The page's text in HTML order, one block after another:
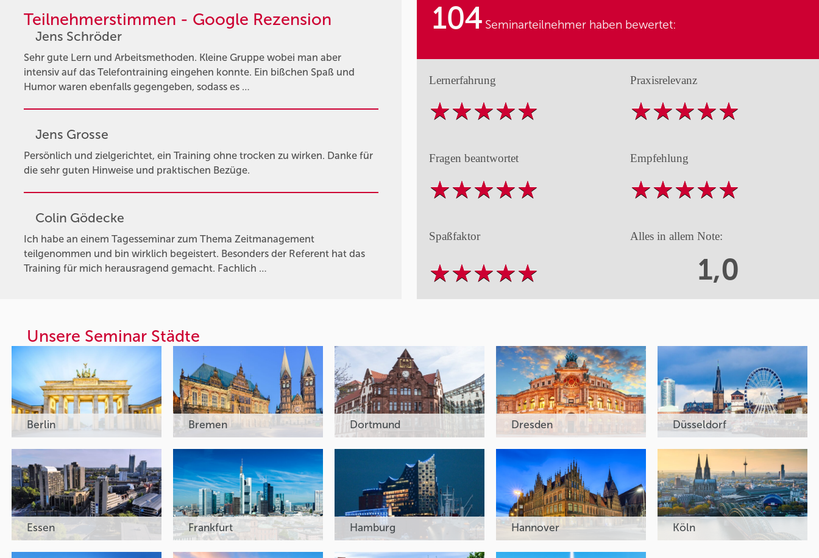
Teilnehmerstimmen - Google Rezension
Jens Schröder
Sehr gute Lern und Arbeitsmethoden. Kleine Gruppe wobei man aber
intensiv auf das Telefontraining eingehen konnte. Ein bißchen Spaß und
Humor waren ebenfalls gegengeben, sodass es …
Jens Grosse
Persönlich und zielgerichtet, ein Training ohne trocken zu wirken. Danke für
die sehr guten Hinweise und praktischen Bezüge.
Colin Gödecke
Ich habe an einem Tagesseminar zum Thema Zeitmanagement
teilgenommen und bin wirklich begeistert. Besonders der Referent hat das
Training für mich herausragend gemacht. Fachlich …
104 Seminarteilnehmer haben bewertet:
Lernerfahrung Praxisrelevanz
Fragen beantwortet Empfehlung
Spaßfaktor Alles in allem Note:
1,0
Unsere Seminar Städte
Berlin Bremen Dortmund Dresden Düsseldorf
Essen Frankfurt Hamburg Hannover Köln